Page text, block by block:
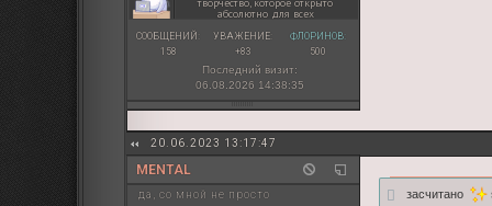
абсолютно для всех
СООБЩЕНИЙ:
158
УВАЖЕНИЕ:
+83
ФЛОРИНОВ:
500
Последний визит:
06.08.2026 14:38:35
20.06.2023 13:17:47
MENTAL
да, со мной не просто засчитано